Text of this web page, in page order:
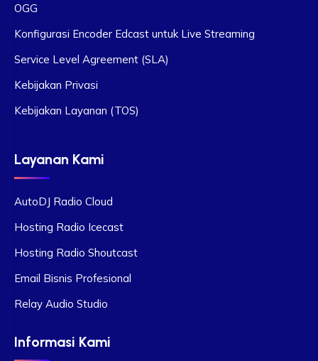
OGG
Konfigurasi Encoder Edcast untuk Live Streaming
Service Level Agreement (SLA)
Kebijakan Privasi
Kebijakan Layanan (TOS)
Layanan Kami
AutoDJ Radio Cloud
Hosting Radio Icecast
Hosting Radio Shoutcast
Email Bisnis Profesional
Relay Audio Studio
Informasi Kami